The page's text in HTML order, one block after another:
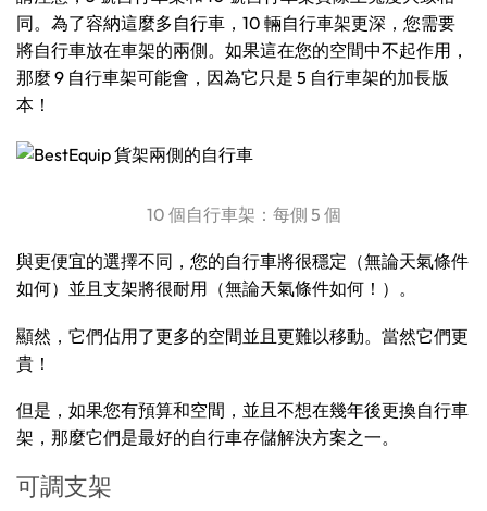
同。為了容納這麼多自行車，10 輛自行車架更深，您需要
將自行車放在車架的兩側。如果這在您的空間中不起作用，
那麼 9 自行車架可能會，因為它只是 5 自行車架的加長版
本！
10 個自行車架：每側 5 個
與更便宜的選擇不同，您的自行車將很穩定（無論天氣條件
如何）並且支架將很耐用（無論天氣條件如何！）。
顯然，它們佔用了更多的空間並且更難以移動。當然它們更
貴！
但是，如果您有預算和空間，並且不想在幾年後更換自行車
架，那麼它們是最好的自行車存儲解決方案之一。
可調支架